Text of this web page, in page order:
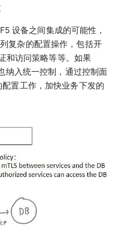
设备之间集成的可能性，
复杂的配置操作，包括开
和访问策略等等。如果
纳入统一控制，通过控制面
置工作，加快业务下发的